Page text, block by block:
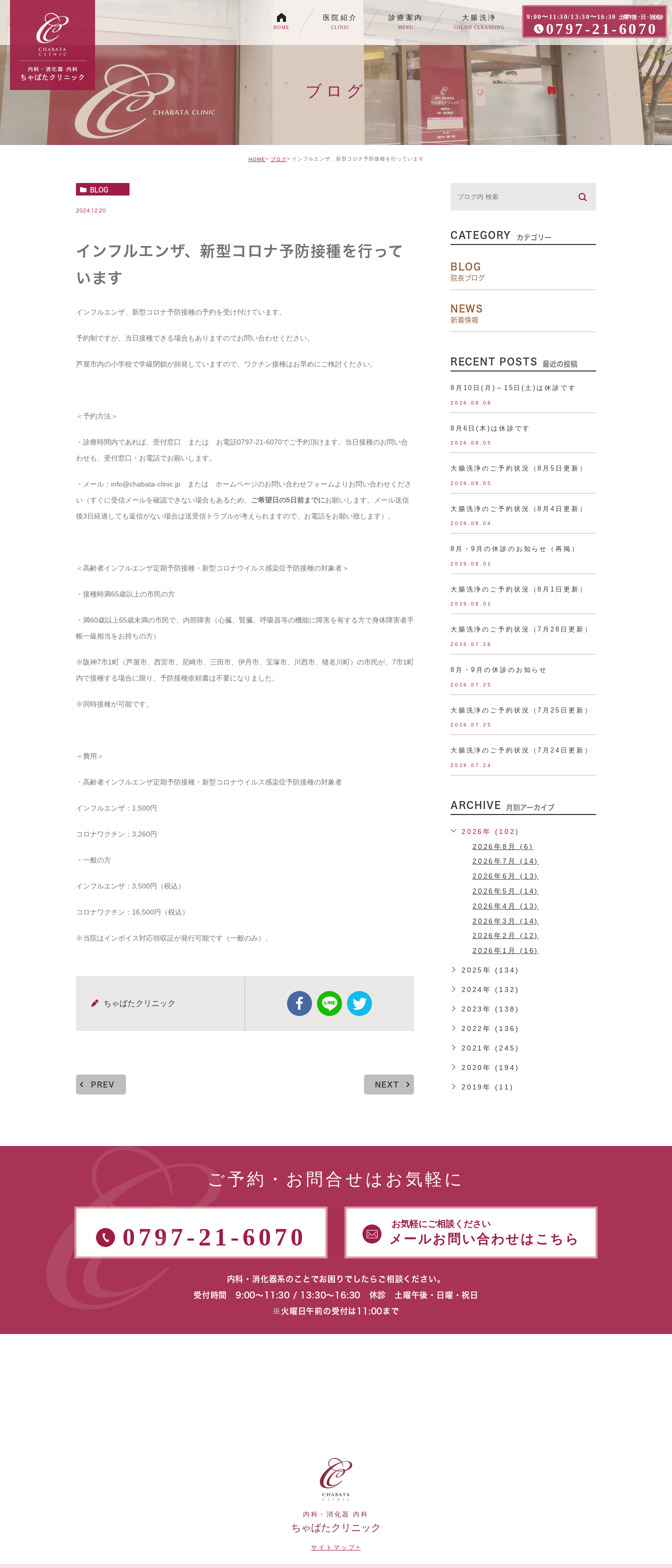
9:00〜11:30/13:30〜16:30 土曜午後・日・祝休診
0797-21-6070
HOME
医院紹介
CLINIC
診療案内
MENU
各種内視鏡検査について
生活習慣病
消化器内科・内科
トイレの症状でお悩みの方へ
大腸洗浄
COLON CLEANSING
ブログ
HOME ブログ インフルエンザ、新型コロナ予防接種を行っています
BLOG
2024.12.20
インフルエンザ、新型コロナ予防接種を行って
います
インフルエンザ、新型コロナ予防接種の予約を受け付けています。
予約制ですが、当日接種できる場合もありますのでお問い合わせください。
芦屋市内の小学校で学級閉鎖が頻発していますので、ワクチン接種はお早めにご検討ください。
＜予約方法＞
・診療時間内であれば、受付窓口 または お電話0797-21-6070でご予約頂けます。当日接種のお問い合
わせも、受付窓口・お電話でお願いします。
・メール：info@chabata-clinic.jp または ホームページのお問い合わせフォームよりお問い合わせくださ
い（すぐに受信メールを確認できない場合もあるため、 ご希望日の5日前までにお願いします。メール送信
後3日経過しても返信がない場合は送受信トラブルが考えられますので、お電話をお願い致します）。
＜高齢者インフルエンザ定期予防接種・新型コロナウイルス感染症予防接種の対象者＞
・接種時満65歳以上の市民の方
・満60歳以上65歳未満の市民で、内部障害（心臓、腎臓、呼吸器等の機能に障害を有する方で身体障害者手
帳一級相当をお持ちの方）
※阪神7市1町（芦屋市、西宮市、尼崎市、三田市、伊丹市、宝塚市、川西市、猪名川町）の市民が、7市1町
内で接種する場合に限り、予防接種依頼書は不要になりました。
※同時接種が可能です。
＜費用＞
・高齢者インフルエンザ定期予防接種・新型コロナウイルス感染症予防接種の対象者
インフルエンザ：1,500円
コロナワクチン：3,260円
・一般の方
インフルエンザ：3,500円（税込）
コロナワクチン：16,500円（税込）
※当院はインボイス対応領収証が発行可能です（一般のみ）。
ちゃばたクリニック
PREV NEXT
CATEGORY カテゴリー
BLOG
院長ブログ
NEWS
新着情報
RECENT POSTS 最近の投稿
8月10日(月)～15日(土)は休診です
2026.08.08
8月6日(木)は休診です
2026.08.05
大腸洗浄のご予約状況（8月5日更新）
2026.08.05
大腸洗浄のご予約状況（8月4日更新）
2026.08.04
8月・9月の休診のお知らせ（再掲）
2026.08.01
大腸洗浄のご予約状況（8月1日更新）
2026.08.01
大腸洗浄のご予約状況（7月28日更新）
2026.07.28
8月・9月の休診のお知らせ
2026.07.25
大腸洗浄のご予約状況（7月25日更新）
2026.07.25
大腸洗浄のご予約状況（7月24日更新）
2026.07.24
ARCHIVE 月別アーカイブ
2026年 (102)
2026年8月 (6)
2026年7月 (14)
2026年6月 (13)
2026年5月 (14)
2026年4月 (13)
2026年3月 (14)
2026年2月 (12)
2026年1月 (16)
2025年 (134)
2024年 (132)
2023年 (138)
2022年 (136)
2021年 (245)
2020年 (194)
2019年 (11)
ご予約・お問合せはお気軽に
0797-21-6070 お気軽にご相談ください
メールお問い合わせはこちら
内科・消化器系のことでお困りでしたらご相談ください。
受付時間 9:00〜11:30 / 13:30〜16:30 休診 土曜午後・日曜・祝日
※火曜日午前の受付は11:00まで
内科・消化器 内科
ちゃばたクリニック
サイトマップ>